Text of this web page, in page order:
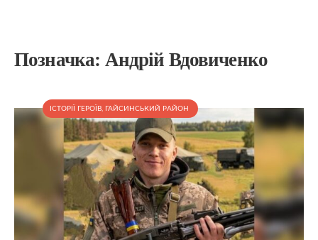
Позначка: Андрій Вдовиченко
ІСТОРІЇ ГЕРОЇВ, ГАЙСИНСЬКИЙ РАЙОН